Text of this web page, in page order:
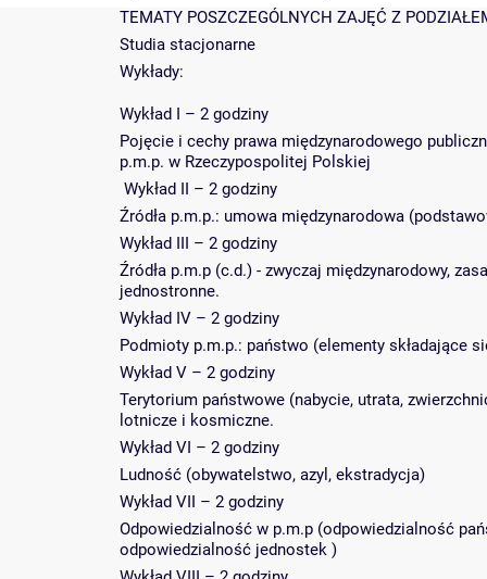
TEMATY POSZCZEGÓLNYCH ZAJĘĆ Z
Studia stacjonarne
Wykłady:
Wykład I – 2 godziny
Pojęcie i cechy prawa międzynarodowego
p.m.p. w Rzeczypospolitej Polskiej
Wykład II – 2 godziny
Źródła p.m.p.: umowa międzynarodowa
Wykład III – 2 godziny
Źródła p.m.p (c.d.) - zwyczaj międzynarodowy,
jednostronne.
Wykład IV – 2 godziny
Podmioty p.m.p.: państwo (elementy składające
Wykład V – 2 godziny
Terytorium państwowe (nabycie, utrata,
lotnicze i kosmiczne.
Wykład VI – 2 godziny
Ludność (obywatelstwo, azyl, ekstradycja)
Wykład VII – 2 godziny
Odpowiedzialność w p.m.p (odpowiedzialność
odpowiedzialność jednostek )